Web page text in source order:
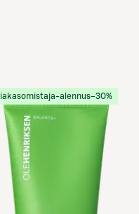
alennus−30%